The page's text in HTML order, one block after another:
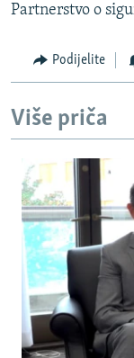
POPLAVE I KLIZIŠTA
TV LIBERTY
POST SCRIPTUM
MOJA EVROPA
SVE KARTE
NASTANAK I RASPAD
Sve RFE/RL
Partnerstvo o
Podijelite
Više priča